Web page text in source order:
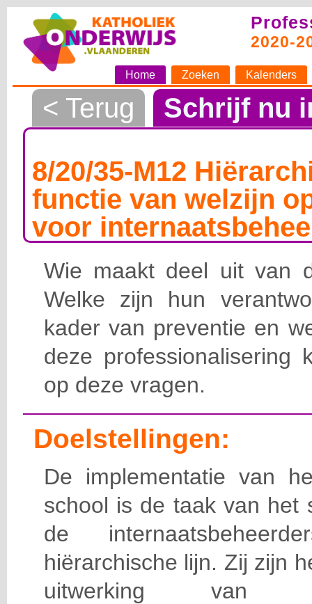
2020-
Home Zoeken Kalenders
< Terug Schrijf nu
8/20/35-M12
functie van welzijn
voor
Wie maakt deel uit van
Welke zijn hun
kader van preventie en
deze professionalisering
op deze vragen.
Doelstellingen:
De implementatie van
school is de taak van het
de
hiërarchische lijn. Zij zijn
uitwerking van